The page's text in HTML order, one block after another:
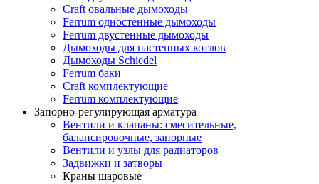
Craft овальные дымоходы
Ferrum одностенные дымоходы
Ferrum двустенные дымоходы
Дымоходы для настенных котлов
Дымоходы Schiedel
Ferrum баки
Craft комплектующие
Ferrum комплектующие
Запорно-регулирующая арматура
Вентили и клапаны: смесительные,
балансировочные, запорные
Вентили и узлы для радиаторов
Задвижки и затворы
Краны шаровые